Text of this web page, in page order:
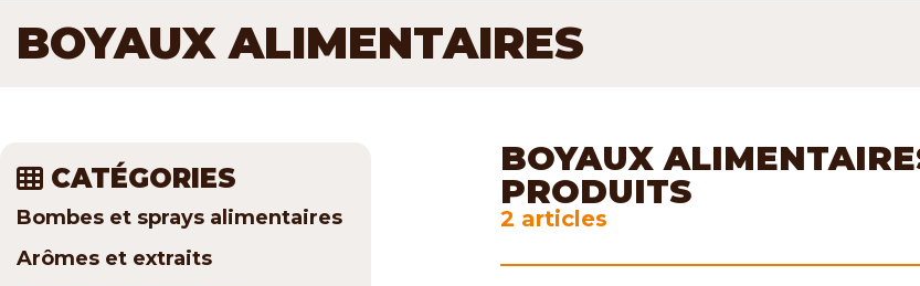
BOYAUX ALIMENTAIRES
CATÉGORIES
Bombes et sprays alimentaires
Arômes et extraits
BOYAUX
PRODUITS
2 articles